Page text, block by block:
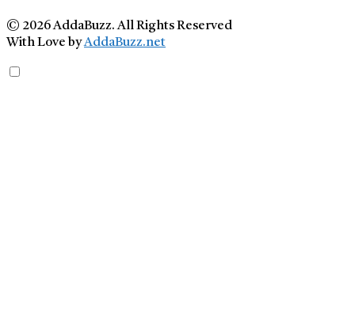
© 2026 AddaBuzz. All Rights Reserved
With Love byAddaBuzz.net